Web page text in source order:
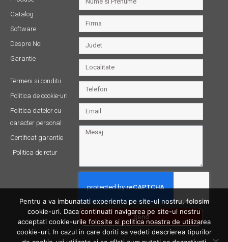
Catalog
Software
Despre Noi
Garantie
Termeni si conditii
Politica de cookie-uri
Politica datelor cu
caracter personal
Certificat garantie
Politica de retur
Send
Pentru a va imbunatati experienta pe site-ul nostru, folosim
cookie-uri. Daca continuati navigarea pe site-ul nostru
acceptati cookie-urile folosite si politica noastra de utilizarea
cookie-uri. In cazul in care doriti sa vedeti descrierea tipurilor